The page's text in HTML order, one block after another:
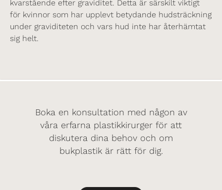
kvarstående efter graviditet. Detta är särskilt viktigt
för kvinnor som har upplevt betydande hudsträckning
under graviditeten och vars hud inte har återhämtat
sig helt.
Boka en konsultation med någon av
våra erfarna plastikkirurger för att
diskutera dina behov och om
bukplastik är rätt för dig.